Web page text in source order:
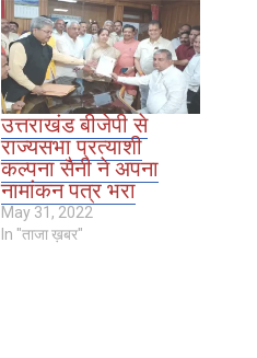
उत्तराखंड बीजेपी से
राज्यसभा प्रत्याशी
कल्पना सैनी ने अपना
नामांकन पत्र भरा
May 31, 2022
In "ताजा ख़बर"